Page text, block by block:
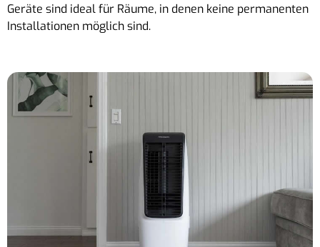
Geräte sind ideal für Räume, in denen keine permanenten
Installationen möglich sind.